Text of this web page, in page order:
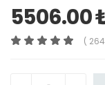
5506.00
(